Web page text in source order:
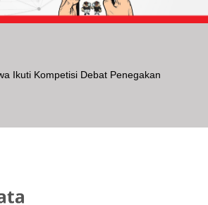
Ikuti Kompetisi Debat Penegakan